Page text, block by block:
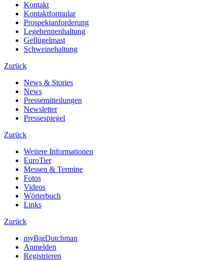
Kontakt
Kontaktformular
Prospektanforderung
Legehennenhaltung
Geflügelmast
Schweinehaltung
Zurück
News & Stories
News
Pressemitteilungen
Newsletter
Pressespiegel
Zurück
Weitere Informationen
EuroTier
Messen & Termine
Fotos
Videos
Wörterbuch
Links
Zurück
myBigDutchman
Anmelden
Registrieren